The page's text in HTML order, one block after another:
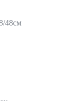
48см